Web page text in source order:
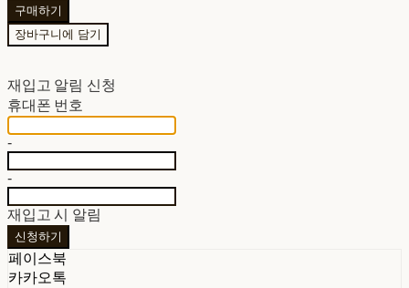
구매하기
장바구니에 담기
재입고 알림 신청
휴대폰 번호
-
-
재입고 시 알림
신청하기
페이스북
카카오톡